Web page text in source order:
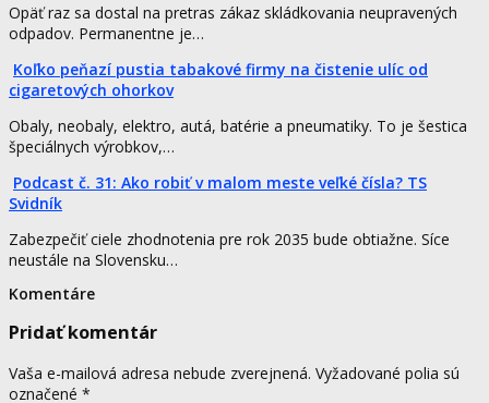
Opäť raz sa dostal na pretras zákaz skládkovania neupravených
odpadov. Permanentne je…
Koľko peňazí pustia tabakové firmy na čistenie ulíc od
cigaretových ohorkov
Obaly, neobaly, elektro, autá, batérie a pneumatiky. To je šestica
špeciálnych výrobkov,…
Podcast č. 31: Ako robiť v malom meste veľké čísla? TS
Svidník
Zabezpečiť ciele zhodnotenia pre rok 2035 bude obtiažne. Síce
neustále na Slovensku…
Komentáre
Pridať komentár
Vaša e-mailová adresa nebude zverejnená. Vyžadované polia sú
označené *